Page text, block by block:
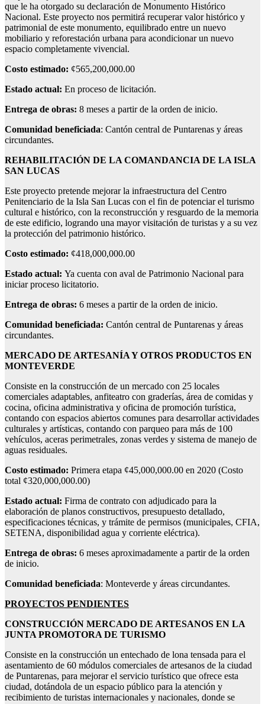
que le ha otorgado su declaración de Monumento Histórico
Nacional. Este proyecto nos permitirá recuperar valor histórico y
patrimonial de este monumento, equilibrado entre un nuevo
mobiliario y reforestación urbana para acondicionar un nuevo
espacio completamente vivencial.
Costo estimado: ¢565,200,000.00
Estado actual: En proceso de licitación.
Entrega de obras: 8 meses a partir de la orden de inicio.
Comunidad beneficiada: Cantón central de Puntarenas y áreas
circundantes.
REHABILITACIÓN DE LA COMANDANCIA DE LA ISLA
SAN LUCAS
Este proyecto pretende mejorar la infraestructura del Centro
Penitenciario de la Isla San Lucas con el fin de potenciar el turismo
cultural e histórico, con la reconstrucción y resguardo de la memoria
de este edificio, logrando una mayor visitación de turistas y a su vez
la protección del patrimonio histórico.
Costo estimado: ¢418,000,000.00
Estado actual: Ya cuenta con aval de Patrimonio Nacional para
iniciar proceso licitatorio.
Entrega de obras: 6 meses a partir de la orden de inicio.
Comunidad beneficiada: Cantón central de Puntarenas y áreas
circundantes.
MERCADO DE ARTESANÍA Y OTROS PRODUCTOS EN
MONTEVERDE
Consiste en la construcción de un mercado con 25 locales
comerciales adaptables, anfiteatro con graderías, área de comidas y
cocina, oficina administrativa y oficina de promoción turística,
contando con espacios abiertos comunes para desarrollar actividades
culturales y artísticas, contando con parqueo para más de 100
vehículos, aceras perimetrales, zonas verdes y sistema de manejo de
aguas residuales.
Costo estimado: Primera etapa ¢45,000,000.00 en 2020 (Costo
total ¢320,000,000.00)
Estado actual: Firma de contrato con adjudicado para la
elaboración de planos constructivos, presupuesto detallado,
especificaciones técnicas, y trámite de permisos (municipales, CFIA,
SETENA, disponibilidad agua y corriente eléctrica).
Entrega de obras: 6 meses aproximadamente a partir de la orden
de inicio.
Comunidad beneficiada: Monteverde y áreas circundantes.
PROYECTOS PENDIENTES
CONSTRUCCIÓN MERCADO DE ARTESANOS EN LA
JUNTA PROMOTORA DE TURISMO
Consiste en la construcción un entechado de lona tensada para el
asentamiento de 60 módulos comerciales de artesanos de la ciudad
de Puntarenas, para mejorar el servicio turístico que ofrece esta
ciudad, dotándola de un espacio público para la atención y
recibimiento de turistas internacionales y nacionales, donde se